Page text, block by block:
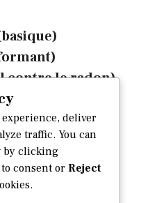
contre le radon)
et dispositifs
en Dépression
deliver
traffic. You can
by clicking
to consent or Reject